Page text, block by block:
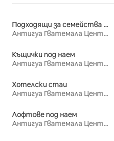
Подходящи за семейства места под наем
Антигуа Гватемала Централен парк
Къщички под наем
Антигуа Гватемала Централен парк
Хотелски стаи
Антигуа Гватемала Централен парк
Лофтове под наем
Антигуа Гватемала Централен парк